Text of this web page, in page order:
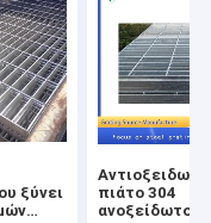
ξύνει
πιάτο 304
ανοξείδωτου